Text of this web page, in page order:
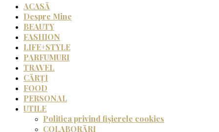
ACASĂ
Despre Mine
BEAUTY
FASHION
LIFE+STYLE
PARFUMURI
TRAVEL
CĂRȚI
FOOD
PERSONAL
UTILE
Politica privind fișierele cookies
COLABORĂRI